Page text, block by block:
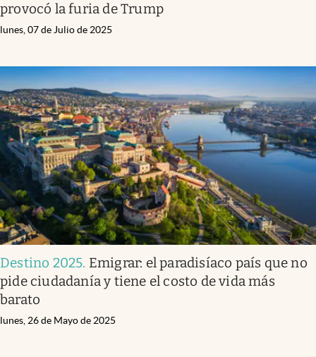
provocó la furia de Trump
lunes, 07 de Julio de 2025
Destino 2025. Emigrar: el paradisíaco país que no
pide ciudadanía y tiene el costo de vida más
barato
lunes, 26 de Mayo de 2025